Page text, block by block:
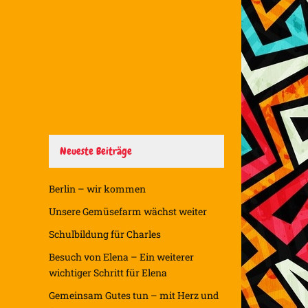
Neueste Beiträge
Berlin – wir kommen
Unsere Gemüsefarm wächst weiter
Schulbildung für Charles
Besuch von Elena – Ein weiterer
wichtiger Schritt für Elena
Gemeinsam Gutes tun – mit Herz und